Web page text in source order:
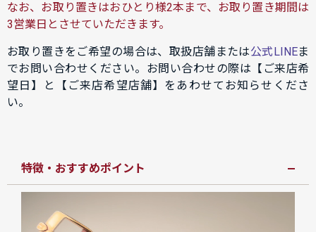
なお、お取り置きはおひとり様2本まで、お取り置き期間は
3営業日とさせていただきます。
お取り置きをご希望の場合は、取扱店舗または公式LINEま
でお問い合わせください。お問い合わせの際は【ご来店希
望日】と【ご来店希望店舗】をあわせてお知らせくださ
い。
特徴・おすすめポイント